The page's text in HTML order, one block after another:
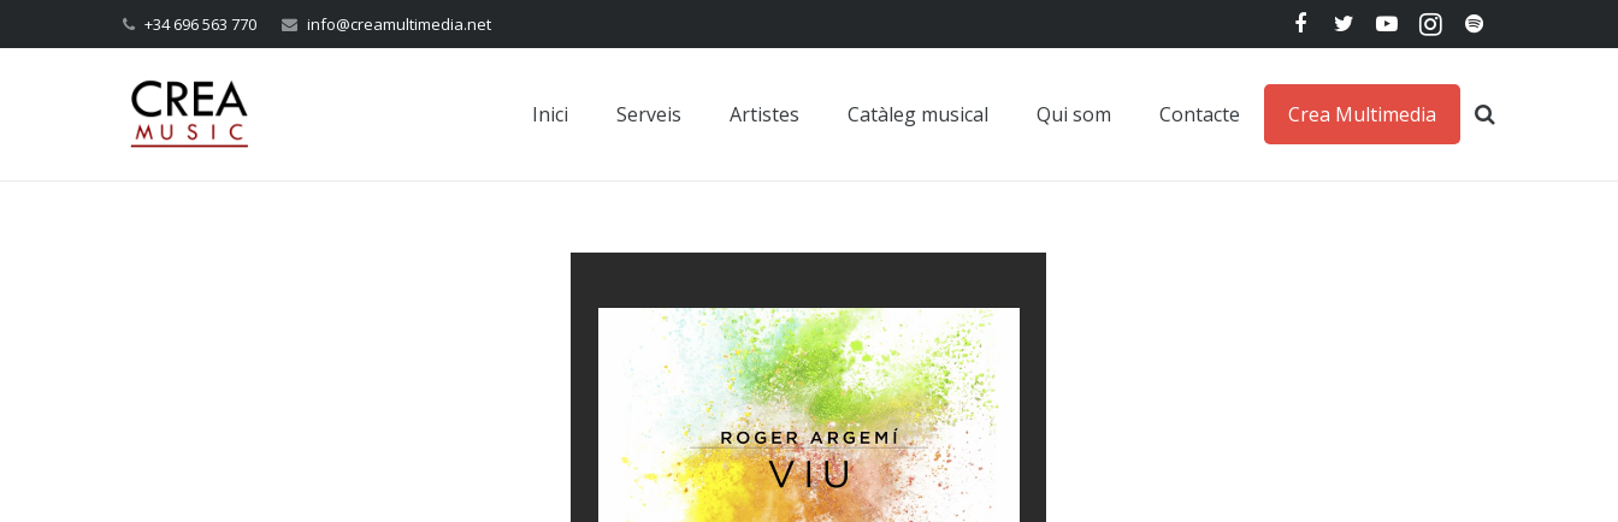
+34 696 563 770 info@creamultimedia.net
Inici Serveis Artistes Catàleg musical Qui som Contacte Crea Multimedia